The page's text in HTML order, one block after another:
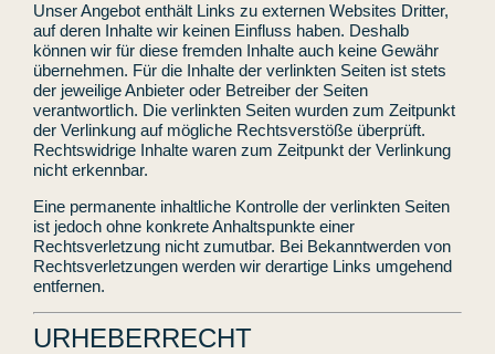
Unser Angebot enthält Links zu externen Websites Dritter,
auf deren Inhalte wir keinen Einfluss haben. Deshalb
können wir für diese fremden Inhalte auch keine Gewähr
übernehmen. Für die Inhalte der verlinkten Seiten ist stets
der jeweilige Anbieter oder Betreiber der Seiten
verantwortlich. Die verlinkten Seiten wurden zum Zeitpunkt
der Verlinkung auf mögliche Rechtsverstöße überprüft.
Rechtswidrige Inhalte waren zum Zeitpunkt der Verlinkung
nicht erkennbar.
Eine permanente inhaltliche Kontrolle der verlinkten Seiten
ist jedoch ohne konkrete Anhaltspunkte einer
Rechtsverletzung nicht zumutbar. Bei Bekanntwerden von
Rechtsverletzungen werden wir derartige Links umgehend
entfernen.
URHEBERRECHT